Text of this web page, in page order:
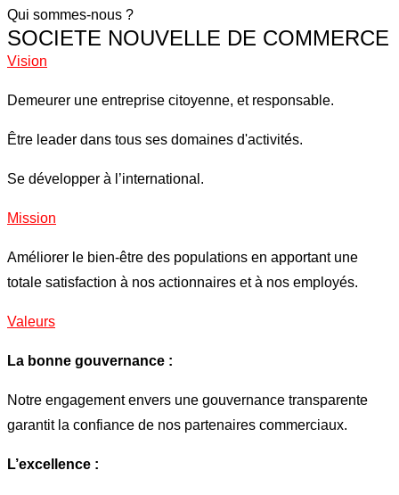
Qui sommes-nous ?
SOCIETE NOUVELLE DE COMMERCE
Vision
Demeurer une entreprise citoyenne, et responsable.
Être leader dans tous ses domaines d'activités.
Se développer à l’international.
Mission
Améliorer le bien-être des populations en apportant une
totale satisfaction à nos actionnaires et à nos employés.
Valeurs
La bonne gouvernance :
Notre engagement envers une gouvernance transparente
garantit la confiance de nos partenaires commerciaux.
L’excellence :